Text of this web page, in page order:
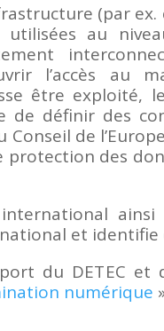
(par
au
l’accès au
être exploité,
de définir des
de
protection des
et identifie
du DETEC et
numérique